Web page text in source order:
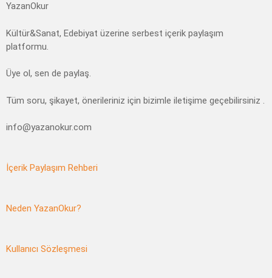
YazanOkur
Kültür&Sanat, Edebiyat üzerine serbest içerik paylaşım
platformu.
Üye ol, sen de paylaş.
Tüm soru, şikayet, önerileriniz için bizimle iletişime geçebilirsiniz .
info@yazanokur.com
İçerik Paylaşım Rehberi
Neden YazanOkur?
Kullanıcı Sözleşmesi